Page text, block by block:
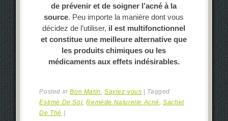
de prévenir et de soigner l’acné à la
source. Peu importe la manière dont vous
décidez de l’utiliser, il est multifonctionnel
et constitue une meilleure alternative que
les produits chimiques ou les
médicaments aux effets indésirables.
Posted inBon Matin,Saviez-vous
Tagged
Estime De Soi,Remède Naturelle Acné,Sachet
De Thé